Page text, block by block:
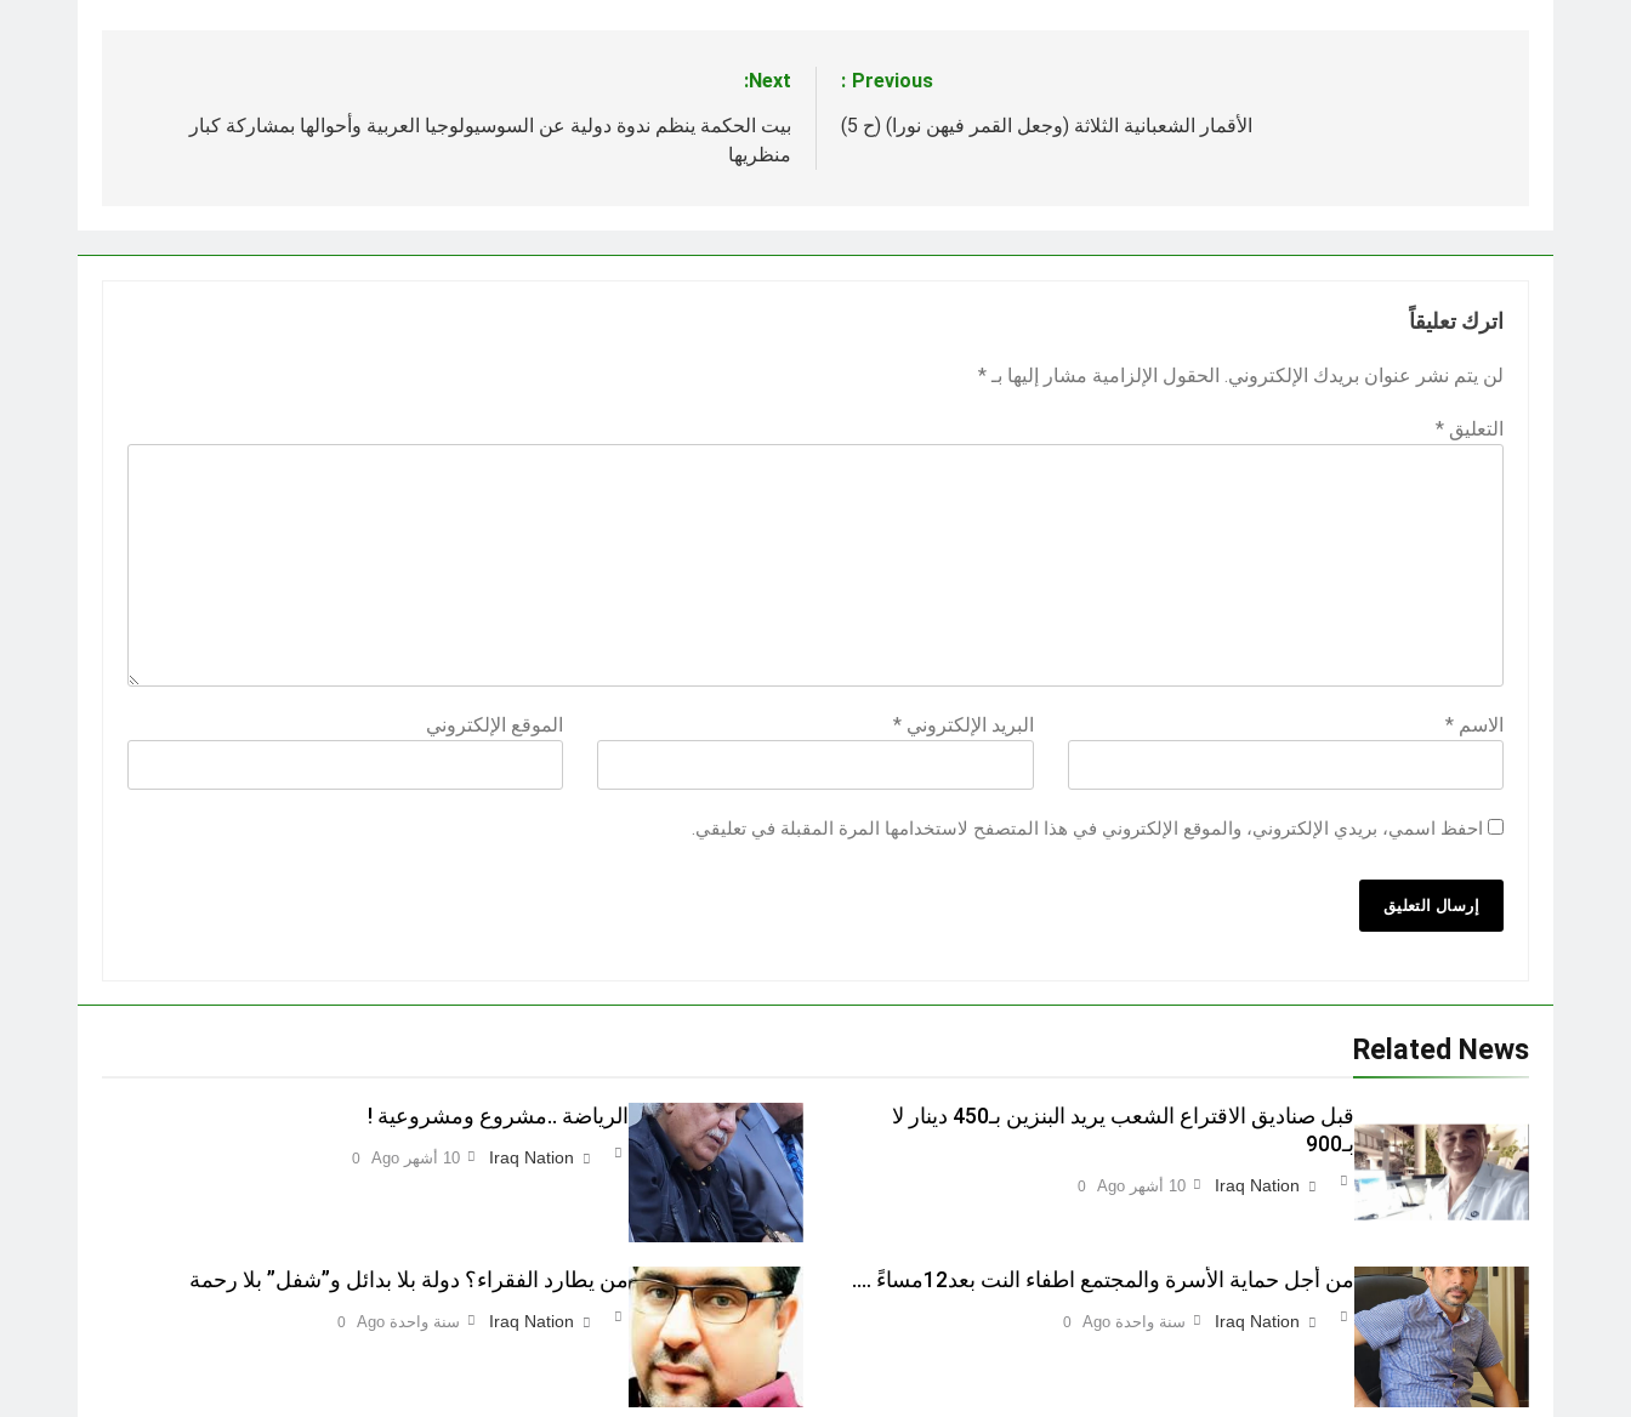
Previous:
الأقمار الشعبانية الثلاثة (وجعل القمر فيهن نورا) (ح 5)
Next:
بيت الحكمة ينظم ندوة دولية عن السوسيولوجيا العربية وأحوالها بمشاركة كبار
منظريها
اترك تعليقاً
لن يتم نشر عنوان بريدك الإلكتروني. الحقول الإلزامية مشار إليها بـ *
التعليق *
الاسم * البريد الإلكتروني* الموقع الإلكتروني
احفظ اسمي، بريدي الإلكتروني، والموقع الإلكتروني في هذا المتصفح لاستخدامها المرة المقبلة في تعليقي.
Related News
قبل صناديق الاقتراع الشعب يريد البنزين بـ450 دينار لا
بـ900
Iraq Nation 10 أشهر Ago 0
الرياضة ..مشروع ومشروعية !
Iraq Nation 10 أشهر Ago 0
من أجل حماية الأسرة والمجتمع اطفاء النت بعد12مساءً ….
Iraq Nation سنة واحدة Ago 0
من يطارد الفقراء؟ دولة بلا بدائل و”شفل” بلا رحمة
Iraq Nation سنة واحدة Ago 0